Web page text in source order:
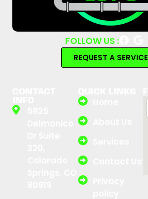
FOLLOW US :
REQUEST A SERVICE